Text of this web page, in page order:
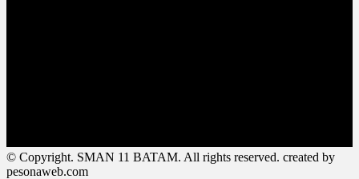
© Copyright. SMAN 11 BATAM. All rights reserved. created by
pesonaweb.com